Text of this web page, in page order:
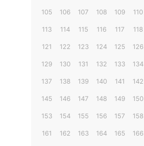
105 106 107 108 109 110
113 114 115 116 117 118
121 122 123 124 125 126
129 130 131 132 133 134
137 138 139 140 141 142
145 146 147 148 149 150
153 154 155 156 157 158
161 162 163 164 165 166